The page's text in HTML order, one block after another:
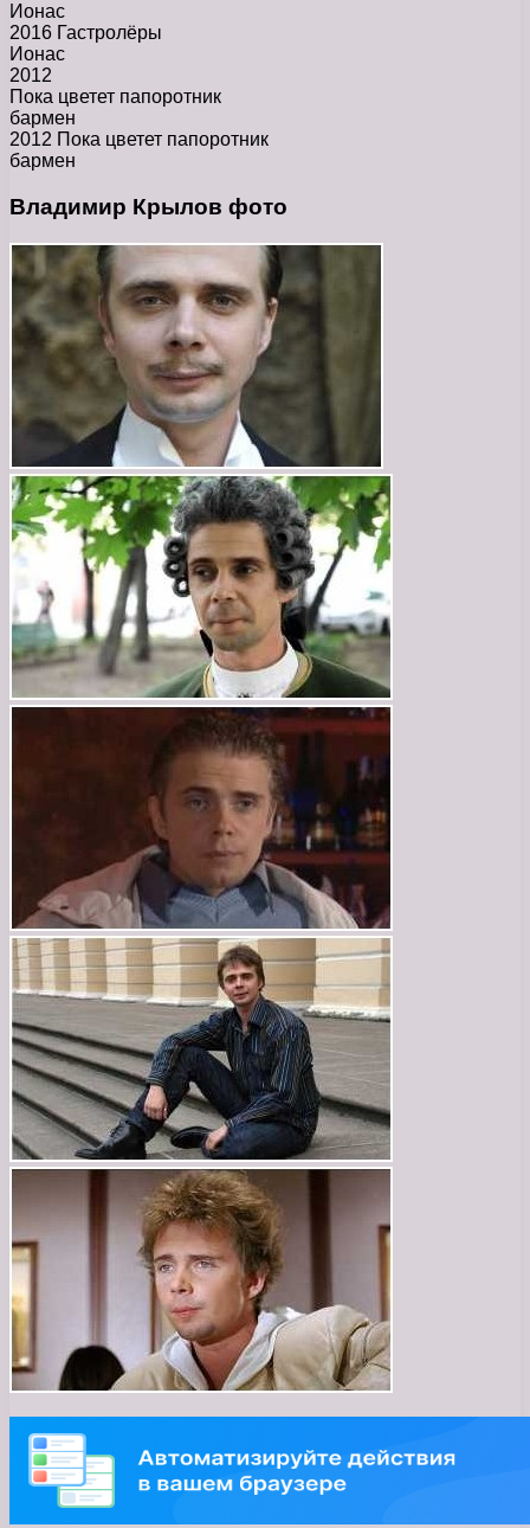
Ионас
2016 Гастролёры
Ионас
2012
Пока цветет папоротник
бармен
2012 Пока цветет папоротник
бармен
Владимир Крылов фото